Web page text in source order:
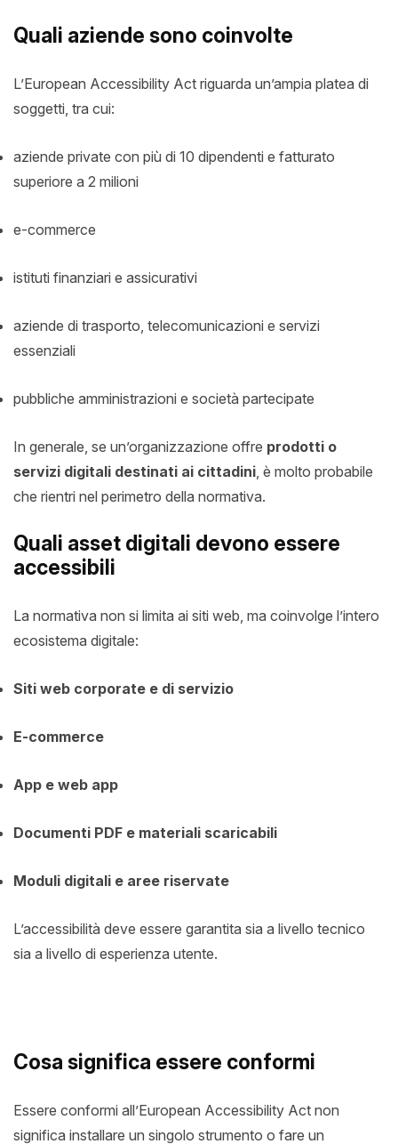
Quali aziende sono coinvolte
L’European Accessibility Act riguarda un’ampia platea di
soggetti, tra cui:
aziende private con più di 10 dipendenti e fatturato
superiore a 2 milioni
e-commerce
istituti finanziari e assicurativi
aziende di trasporto, telecomunicazioni e servizi
essenziali
pubbliche amministrazioni e società partecipate
In generale, se un’organizzazione offre prodotti o
servizi digitali destinati ai cittadini, è molto probabile
che rientri nel perimetro della normativa.
Quali asset digitali devono essere
accessibili
La normativa non si limita ai siti web, ma coinvolge l’intero
ecosistema digitale:
Siti web corporate e di servizio
E-commerce
App e web app
Documenti PDF e materiali scaricabili
Moduli digitali e aree riservate
L’accessibilità deve essere garantita sia a livello tecnico
sia a livello di esperienza utente.
Cosa significa essere conformi
Essere conformi all’European Accessibility Act non
significa installare un singolo strumento o fare un